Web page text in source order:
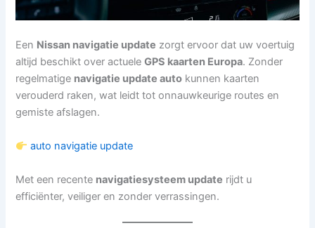
Een Nissan navigatie update zorgt ervoor dat uw voertuig
altijd beschikt over actueleGPS kaarten Europa. Zonder
regelmatige navigatie update auto kunnen kaarten
verouderd raken, wat leidt tot onnauwkeurige routes en
gemiste afslagen.
auto navigatie update
Met een recente navigatiesysteem update rijdt u
efficiënter, veiliger en zonder verrassingen.